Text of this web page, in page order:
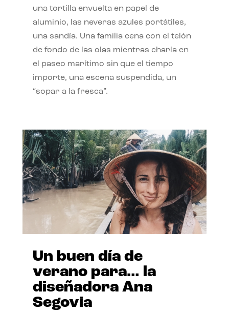
una tortilla envuelta en papel de
aluminio, las neveras azules portátiles,
una sandía. Una familia cena con el telón
de fondo de las olas mientras charla en
el paseo marítimo sin que el tiempo
importe, una escena suspendida, un
“sopar a la fresca”.
Un buen día de
verano para… la
diseñadora Ana
Segovia